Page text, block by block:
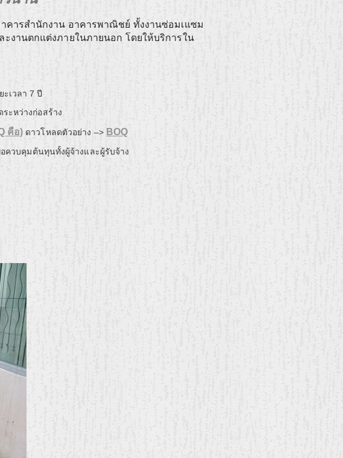
คารสำนักงาน อาคารพาณิชย์ ทั้งงานซ่อมเแซม
งานตกแต่งภายในภายนอก โดยให้บริการใน
เวลา 7 ปี
ะหว่างก่อสร้าง
คือ) ดาวโหลดตัวอย่าง –> BOQ
ควบคุมต้นทุนทั้งผู้จ้างและผู้รับจ้าง